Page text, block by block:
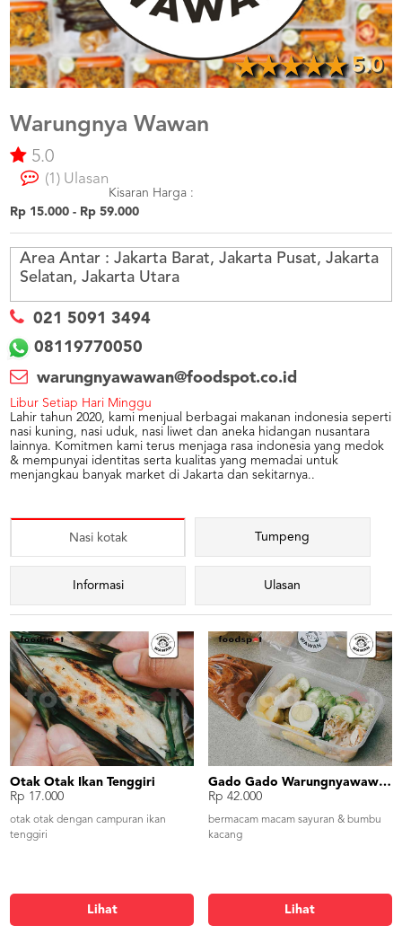
US
CATERERS
BLOG
TERMS
CONDITIONS
CALL
CENTER
021
3494
5.0
Warungnya Wawan
5.0
(1) Ulasan
Kisaran Harga :
Rp 15.000 - Rp 59.000
Area Antar : Jakarta Barat, Jakarta Pusat, Jakarta
Selatan, Jakarta Utara
021 5091 3494
08119770050
warungnyawawan@foodspot.co.id
Libur Setiap Hari Minggu
Lahir tahun 2020, kami menjual berbagai makanan indonesia seperti
nasi kuning, nasi uduk, nasi liwet dan aneka hidangan nusantara
lainnya. Komitmen kami terus menjaga rasa indonesia yang medok
& mempunyai identitas serta kualitas yang memadai untuk
menjangkau banyak market di Jakarta dan sekitarnya..
Nasi kotak Tumpeng
Informasi Ulasan
Otak Otak Ikan Tenggiri
Rp 17.000
otak otak dengan campuran ikan
tenggiri
Lihat
Gado Gado Warungnyawawan
Rp 42.000
bermacam macam sayuran & bumbu
kacang
Lihat